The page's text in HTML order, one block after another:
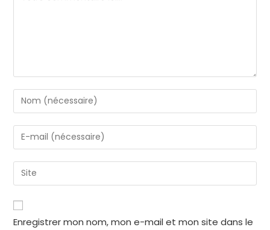
Enregistrer mon nom, mon e-mail et mon site dans le